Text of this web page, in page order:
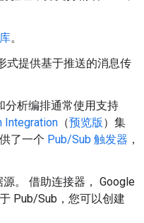
。
式提供基于推送的消息传
分析编排通常使用支持
Integration （预览版 ）集
了一个 Pub/Sub 触发器 ，
源。 借助连接器， Google
Pub/Sub，您可以创建